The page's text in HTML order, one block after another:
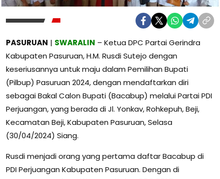
PASURUAN | SWARALIN – Ketua DPC Partai Gerindra
Kabupaten Pasuruan, H.M. Rusdi Sutejo dengan
keseriusannya untuk maju dalam Pemilihan Bupati
(Pilbup) Pasuruan 2024, dengan mendaftarkan diri
sebagai Bakal Calon Bupati (Bacabup) melalui Partai PDI
Perjuangan, yang berada di Jl. Yonkav, Rohkepuh, Beji,
Kecamatan Beji, Kabupaten Pasuruan, Selasa
(30/04/2024) Siang.
Rusdi menjadi orang yang pertama daftar Bacabup di
PDI Perjuangan Kabupaten Pasuruan. Dengan di